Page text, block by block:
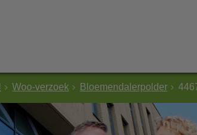
Woo-verzoek Bloemendalerpolder